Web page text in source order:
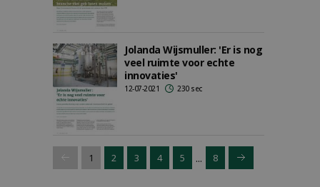
Jolanda Wijsmuller: 'Er is nog
veel ruimte voor echte
innovaties'
12-07-2021 230 sec
1 2 3 4 5 ... 8